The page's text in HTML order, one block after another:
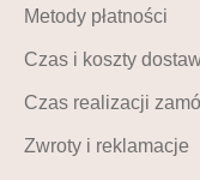
Metody płatności
Czas i koszty
Czas realizacji
Zwroty i reklamacje